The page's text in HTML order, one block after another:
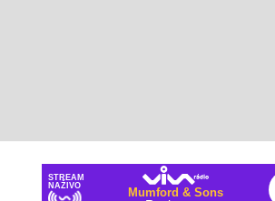
STREAM
NAŽIVO
Mumford & Sons